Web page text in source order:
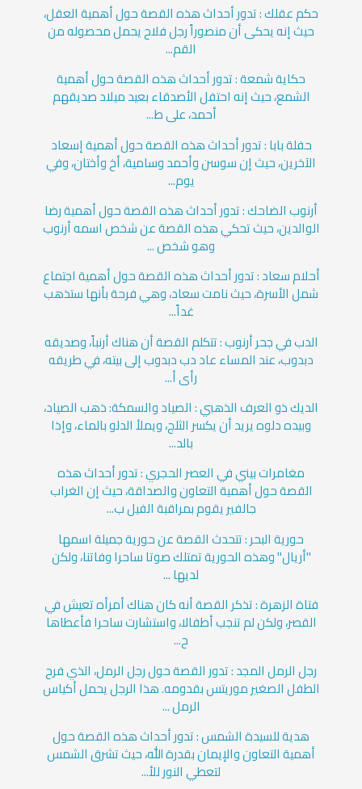
حكم عقلك : تدور أحداث هذه القصة حول أهمية العقل،
حيث إنه يحكى أن منصوراً رجل فلاح يحمل محصوله من
القم...
حكاية شمعة : تدور أحداث هذه القصة حول أهمية
الشمع، حيث إنه احتفل الأصدقاء بعيد ميلاد صديقهم
أحمد، على ط...
حفلة بابا : تدور أحداث هذه القصة حول أهمية إسعاد
الآخرين، حيث إن سوسن وأحمد وسامية، أخ وأختان، وفي
يوم...
أرنوب الضاحك : تدور أحداث هذه القصة حول أهمية رضا
الوالدين، حيث تحكي هذه القصة عن شخص اسمه أرنوب
وهو شخص ...
أحلام سعاد : تدور أحداث هذه القصة حول أهمية اجتماع
شمل الأسرة، حيث نامت سعاد، وهي فرحة بأنها ستذهب
غداً...
الدب في جحر أرنوب : تتكلم القصة أن هناك أرنباً، وصديقه
دبدوب، عند المساء عاد دب دبدوب إلى بيته، في طريقه
رأى أ...
الديك ذو العرف الذهبي : الصياد والسمكة: ذهب الصياد،
وبيده دلوه يريد أن يكسر الثلج، ويملأ الدلو بالماء، وإذا
بالد...
مغامرات بيني في العصر الحجري : تدور أحداث هذه
القصة حول أهمية التعاون والصداقة، حيث إن الغراب
جالفير يقوم بمراقبة الفيل ب...
حورية البحر : تتحدث القصة عن حورية جميلة اسمها
"أريال" وهذه الحورية تمتلك صوتا ساحرا وفاتنا، ولكن
لديها ...
فتاة الزهرة : تذكر القصة أنه كان هناك أمرأه تعيش في
القصر، ولكن لم تنجب أطفالا، واستشارت ساحرا فأعطاها
ح...
رجل الرمل المجد : تدور القصة حول رجل الرمل، الذي فرح
الطفل الصغير موريتس بقدومه. هذا الرجل يحمل أكياس
الرمل ...
هدية للسيدة الشمس : تدور أحداث هذه القصة حول
أهمية التعاون والإيمان بقدرة الله، حيث تشرق الشمس
لتعطي النور للأ...